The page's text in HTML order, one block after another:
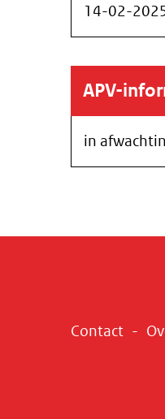
14-02-
APV-
in
Contact